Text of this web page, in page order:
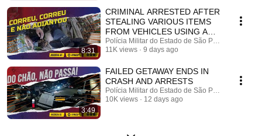
8:31
CRIMINAL ARRESTED AFTER
STEALING VARIOUS ITEMS
FROM VEHICLES USING A
"JUMPER" DEVICE
Polícia Militar do Estado de São Paulo
11K views
9 days ago
3:49
FAILED GETAWAY ENDS IN
CRASH AND ARRESTS
Polícia Militar do Estado de São Paulo
10K views
12 days ago